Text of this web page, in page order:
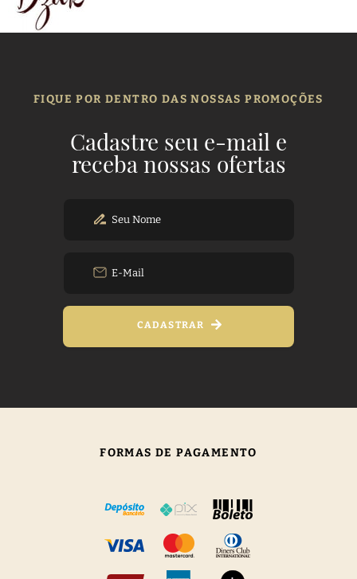
FIQUE POR DENTRO DAS NOSSAS PROMOÇÕES
Cadastre seu e-mail e
receba nossas ofertas
CADASTRAR
FORMAS DE PAGAMENTO